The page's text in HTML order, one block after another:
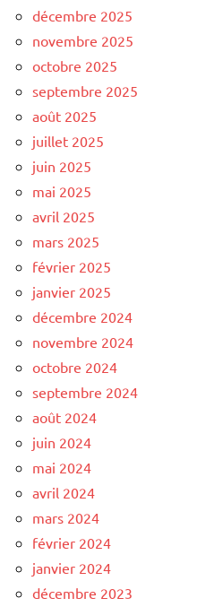
décembre 2025
novembre 2025
octobre 2025
septembre 2025
août 2025
juillet 2025
juin 2025
mai 2025
avril 2025
mars 2025
février 2025
janvier 2025
décembre 2024
novembre 2024
octobre 2024
septembre 2024
août 2024
juin 2024
mai 2024
avril 2024
mars 2024
février 2024
janvier 2024
décembre 2023